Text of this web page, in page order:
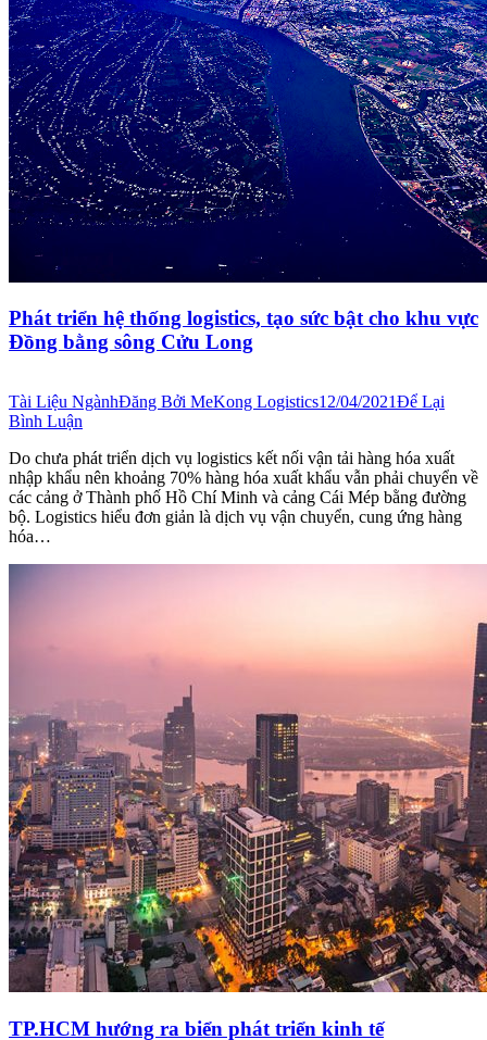
Phát triển hệ thống logistics, tạo sức bật cho khu vực
Đồng bằng sông Cửu Long
Tài Liệu NgànhĐăng Bởi MeKong Logistics12/04/2021Để Lại
Bình Luận
Do chưa phát triển dịch vụ logistics kết nối vận tải hàng hóa xuất
nhập khẩu nên khoảng 70% hàng hóa xuất khẩu vẫn phải chuyển về
các cảng ở Thành phố Hồ Chí Minh và cảng Cái Mép bằng đường
bộ. Logistics hiểu đơn giản là dịch vụ vận chuyển, cung ứng hàng
hóa…
TP.HCM hướng ra biển phát triển kinh tế